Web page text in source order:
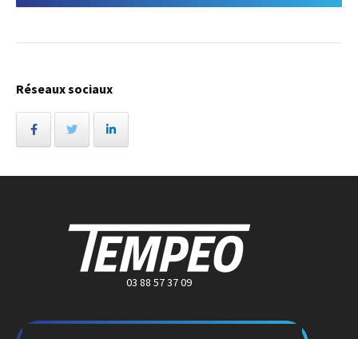
Réseaux sociaux
03 88 57 37 09